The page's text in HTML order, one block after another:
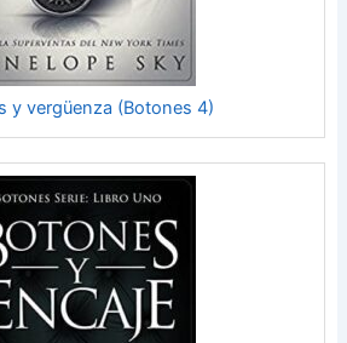
y vergüenza (Botones 4)